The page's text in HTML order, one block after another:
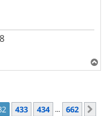
a
433 434 … 662